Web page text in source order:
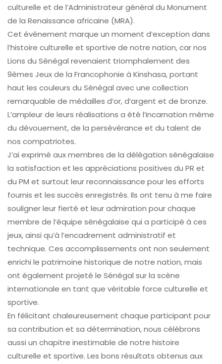
culturelle et de l’Administrateur général du Monument
de la Renaissance africaine (MRA).
Cet événement marque un moment d’exception dans
l’histoire culturelle et sportive de notre nation, car nos
Lions du Sénégal revenaient triomphalement des
9èmes Jeux de la Francophonie à Kinshasa, portant
haut les couleurs du Sénégal avec une collection
remarquable de médailles d’or, d’argent et de bronze.
L’ampleur de leurs réalisations a été l’incarnation même
du dévouement, de la persévérance et du talent de
nos compatriotes.
J’ai exprimé aux membres de la délégation sénégalaise
la satisfaction et les appréciations positives du PR et
du PM et surtout leur reconnaissance pour les efforts
fournis et les succès enregistrés. Ils ont tenu à me faire
souligner leur fierté et leur admiration pour chaque
membre de l’équipe sénégalaise qui a participé à ces
jeux, ainsi qu’à l’encadrement administratif et
technique. Ces accomplissements ont non seulement
enrichi le patrimoine historique de notre nation, mais
ont également projeté le Sénégal sur la scène
internationale en tant que véritable force culturelle et
sportive.
En félicitant chaleureusement chaque participant pour
sa contribution et sa détermination, nous célébrons
aussi un chapitre inestimable de notre histoire
culturelle et sportive. Les bons résultats obtenus aux